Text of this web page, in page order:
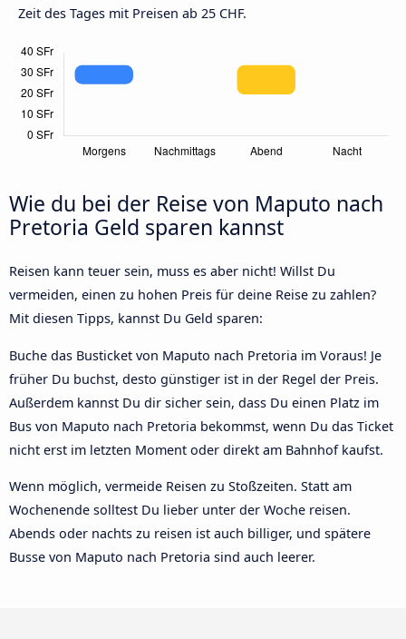
Zeit des Tages mit Preisen ab 25 CHF.
Wie du bei der Reise von Maputo nach
Pretoria Geld sparen kannst
Reisen kann teuer sein, muss es aber nicht! Willst Du
vermeiden, einen zu hohen Preis für deine Reise zu zahlen?
Mit diesen Tipps, kannst Du Geld sparen:
Buche das Busticket von Maputo nach Pretoria im Voraus! Je
früher Du buchst, desto günstiger ist in der Regel der Preis.
Außerdem kannst Du dir sicher sein, dass Du einen Platz im
Bus von Maputo nach Pretoria bekommst, wenn Du das Ticket
nicht erst im letzten Moment oder direkt am Bahnhof kaufst.
Wenn möglich, vermeide Reisen zu Stoßzeiten. Statt am
Wochenende solltest Du lieber unter der Woche reisen.
Abends oder nachts zu reisen ist auch billiger, und spätere
Busse von Maputo nach Pretoria sind auch leerer.